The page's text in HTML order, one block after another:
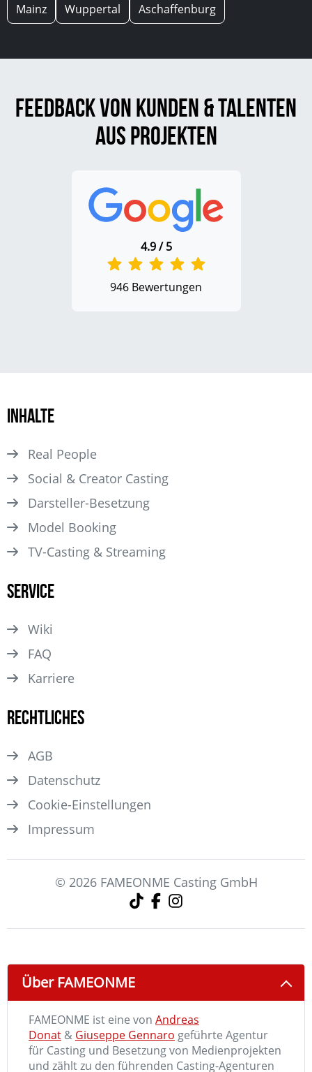
Mainz
Wuppertal Aschaffenburg
Feedback von Kunden & Talenten
aus Projekten
4.9 / 5
946 Bewertungen
Inhalte
Real People
Social & Creator Casting
Darsteller­-Besetzung
Model Booking
TV-Casting & Streaming
Service
Wiki
FAQ
Karriere
Rechtliches
AGB
Datenschutz
Cookie-Einstellungen
Impressum
© 2026 FAMEONME Casting GmbH
Über FAMEONME
FAMEONME ist eine von Andreas
Donat & Giuseppe Gennaro geführte Agentur
für Casting und Besetzung von Medienprojekten
und zählt zu den führenden Casting-Agenturen